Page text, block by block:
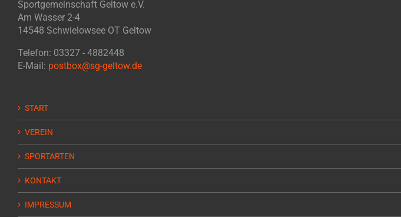
Sportgemeinschaft Geltow e.V.
Am Wasser 2-4
14548 Schwielowsee OT Geltow
Telefon: 03327 - 4882448
E-Mail: postbox@sg-geltow.de
START
VEREIN
SPORTARTEN
KONTAKT
IMPRESSUM